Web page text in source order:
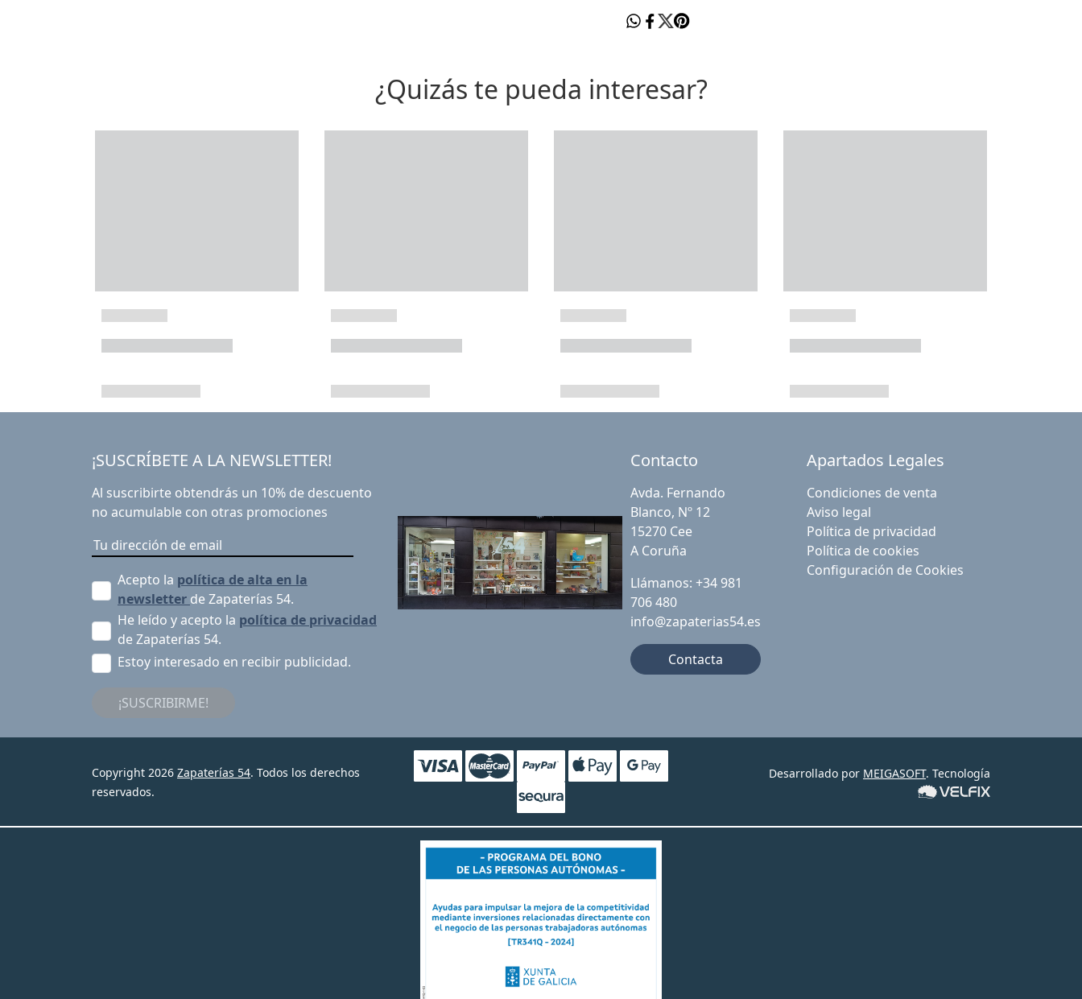
¿Quizás te pueda interesar?
¡SUSCRÍBETE A LA NEWSLETTER!
Al suscribirte obtendrás un 10% de descuento
no acumulable con otras promociones
Acepto la política de alta en la
newsletter de Zapaterías 54.
He leído y acepto la política de privacidad
de Zapaterías 54.
Estoy interesado en recibir publicidad.
¡SUSCRIBIRME!
Contacto
Avda. Fernando
Blanco, Nº 12
15270 Cee
A Coruña
Llámanos: +34 981
706 480
info@zapaterias54.es
Contacta
Apartados Legales
Condiciones de venta
Aviso legal
Política de privacidad
Política de cookies
Configuración de Cookies
Copyright 2026 Zapaterías 54. Todos los derechos
reservados.
Desarrollado por MEIGASOFT. Tecnología